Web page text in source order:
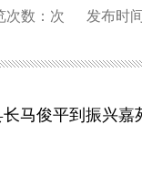
次数： 次 发布时
马俊平到振兴